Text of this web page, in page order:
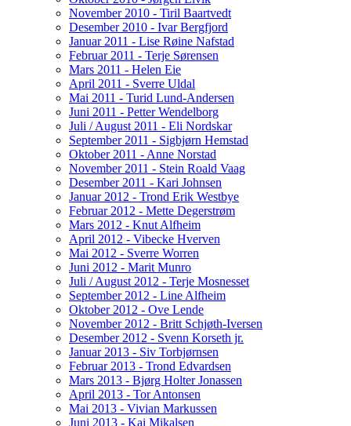
November 2010 - Tiril Baartvedt
Desember 2010 - Ivar Bergfjord
Januar 2011 - Lise Røine Nafstad
Februar 2011 - Terje Sørensen
Mars 2011 - Helen Eie
April 2011 - Sverre Uldal
Mai 2011 - Turid Lund-Andersen
Juni 2011 - Petter Wendelborg
Juli / August 2011 - Eli Nordskar
September 2011 - Sigbjørn Hemstad
Oktober 2011 - Anne Norstad
November 2011 - Stein Roald Vaag
Desember 2011 - Kari Johnsen
Januar 2012 - Trond Erik Westbye
Februar 2012 - Mette Degerstrøm
Mars 2012 - Knut Alfheim
April 2012 - Vibecke Hverven
Mai 2012 - Sverre Worren
Juni 2012 - Marit Munro
Juli / August 2012 - Terje Mosnesset
September 2012 - Line Alfheim
Oktober 2012 - Ove Lende
November 2012 - Britt Schjøth-Iversen
Desember 2012 - Svenn Korseth jr.
Januar 2013 - Siv Torbjørnsen
Februar 2013 - Trond Edvardsen
Mars 2013 - Bjørg Holter Jonassen
April 2013 - Tor Antonsen
Mai 2013 - Vivian Markussen
Juni 2013 - Kai Mikalsen